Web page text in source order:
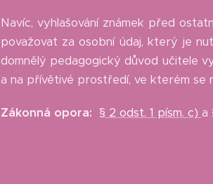
Navíc, vyhlašování známek před
považovat za osobní údaj, který je
domnělý pedagogický důvod učitele
a na přívětivé prostředí, ve kterém se
Zákonná opora: § 2 odst. 1 písm. c) a